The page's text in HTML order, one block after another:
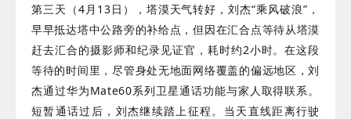
第三天（4月13日），塔漠天气转好，刘杰“乘风破浪”，
早早抵达塔中公路旁的补给点，但因在汇合点等待从塔漠
赶去汇合的摄影师和纪录见证官，耗时约2小时。在这段
等待的时间里，尽管身处无地面网络覆盖的偏远地区，刘
杰通过华为Mate60系列卫星通话功能与家人取得联系。
短暂通话过后，刘杰继续踏上征程。当天直线距离行驶